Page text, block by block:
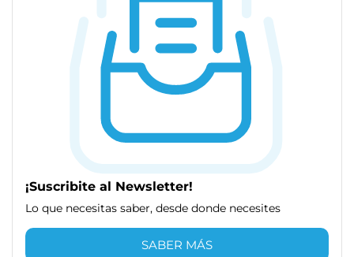
¡Suscribite al Newsletter!
Lo que necesitas saber, desde donde necesites
SABER MÁS